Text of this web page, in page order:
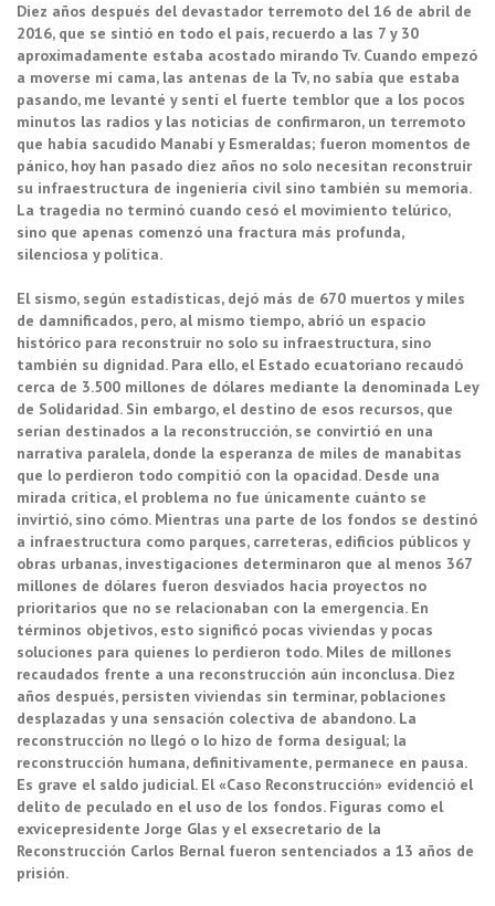
Diez años después del devastador terremoto del 16 de abril de
2016, que se sintió en todo el país, recuerdo a las 7 y 30
aproximadamente estaba acostado mirando Tv. Cuando empezó
a moverse mi cama, las antenas de la Tv, no sabía que estaba
pasando, me levanté y sentí el fuerte temblor que a los pocos
minutos las radios y las noticias de confirmaron, un terremoto
que había sacudido Manabí y Esmeraldas; fueron momentos de
pánico, hoy han pasado diez años no solo necesitan reconstruir
su infraestructura de ingeniería civil sino también su memoria.
La tragedia no terminó cuando cesó el movimiento telúrico,
sino que apenas comenzó una fractura más profunda,
silenciosa y política.
El sismo, según estadísticas, dejó más de 670 muertos y miles
de damnificados, pero, al mismo tiempo, abrió un espacio
histórico para reconstruir no solo su infraestructura, sino
también su dignidad. Para ello, el Estado ecuatoriano recaudó
cerca de 3.500 millones de dólares mediante la denominada Ley
de Solidaridad. Sin embargo, el destino de esos recursos, que
serían destinados a la reconstrucción, se convirtió en una
narrativa paralela, donde la esperanza de miles de manabitas
que lo perdieron todo compitió con la opacidad. Desde una
mirada crítica, el problema no fue únicamente cuánto se
invirtió, sino cómo. Mientras una parte de los fondos se destinó
a infraestructura como parques, carreteras, edificios públicos y
obras urbanas, investigaciones determinaron que al menos 367
millones de dólares fueron desviados hacia proyectos no
prioritarios que no se relacionaban con la emergencia. En
términos objetivos, esto significó pocas viviendas y pocas
soluciones para quienes lo perdieron todo. Miles de millones
recaudados frente a una reconstrucción aún inconclusa. Diez
años después, persisten viviendas sin terminar, poblaciones
desplazadas y una sensación colectiva de abandono. La
reconstrucción no llegó o lo hizo de forma desigual; la
reconstrucción humana, definitivamente, permanece en pausa.
Es grave el saldo judicial. El «Caso Reconstrucción» evidenció el
delito de peculado en el uso de los fondos. Figuras como el
exvicepresidente Jorge Glas y el exsecretario de la
Reconstrucción Carlos Bernal fueron sentenciados a 13 años de
prisión.